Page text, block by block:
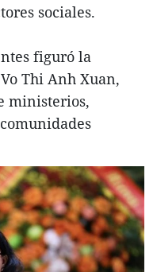
sociales.
figuró la
Thi Anh Xuan,
ministerios,